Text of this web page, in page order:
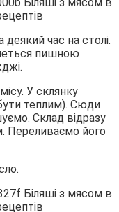
час на столі.
пишною
У склянку
теплим). Сюди
Склад відразу
Переливаємо його